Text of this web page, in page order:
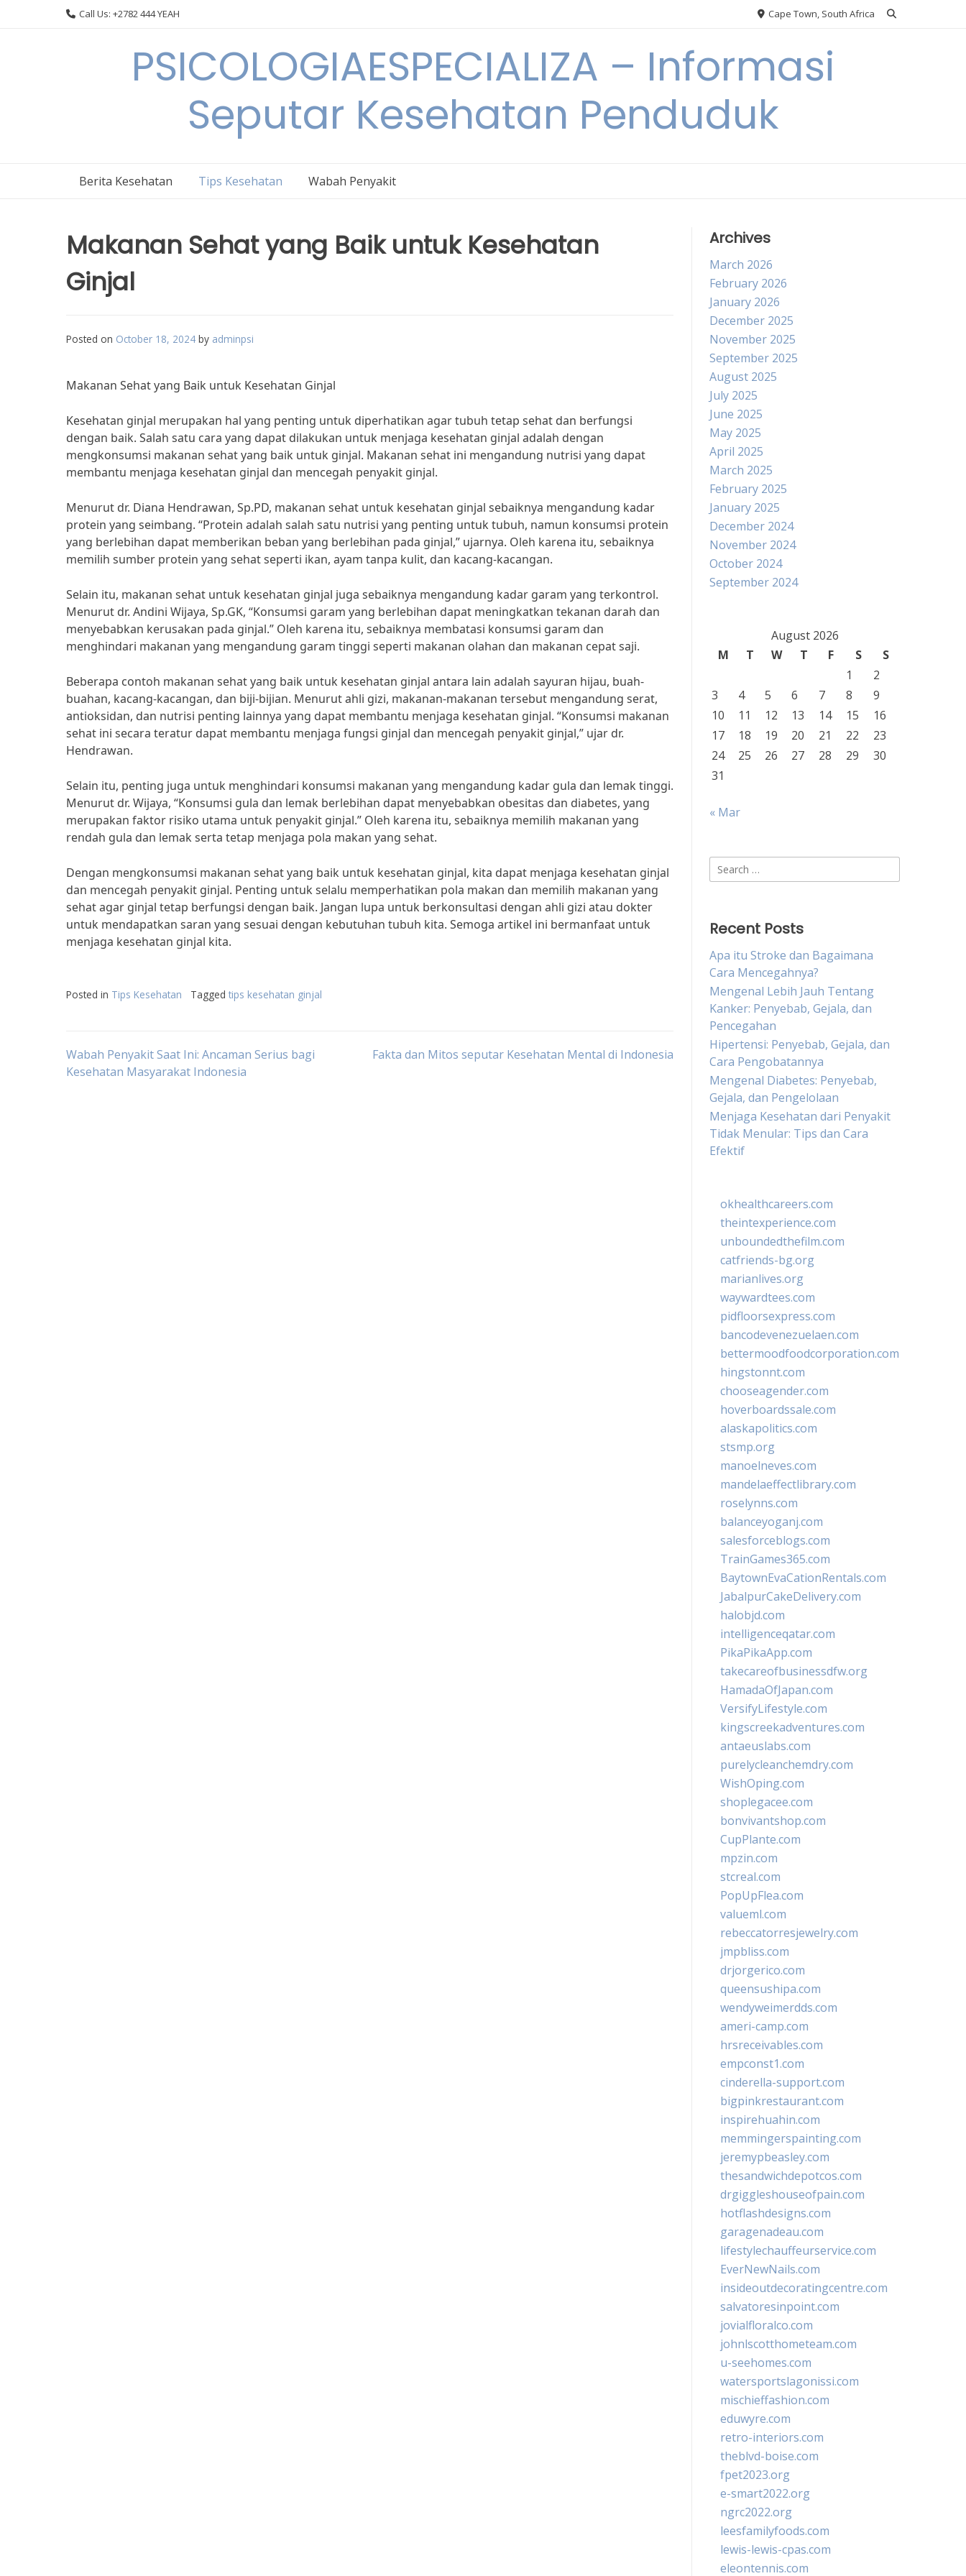
Call Us: +2782 444 YEAH Cape Town, South Africa
PSICOLOGIAESPECIALIZA – Informasi
Seputar Kesehatan Penduduk
Berita Kesehatan Tips Kesehatan Wabah Penyakit
Makanan Sehat yang Baik untuk Kesehatan
Ginjal
Posted on October 18, 2024 by adminpsi
Makanan Sehat yang Baik untuk Kesehatan Ginjal
Kesehatan ginjal merupakan hal yang penting untuk diperhatikan agar tubuh tetap sehat dan berfungsi
dengan baik. Salah satu cara yang dapat dilakukan untuk menjaga kesehatan ginjal adalah dengan
mengkonsumsi makanan sehat yang baik untuk ginjal. Makanan sehat ini mengandung nutrisi yang dapat
membantu menjaga kesehatan ginjal dan mencegah penyakit ginjal.
Menurut dr. Diana Hendrawan, Sp.PD, makanan sehat untuk kesehatan ginjal sebaiknya mengandung kadar
protein yang seimbang. “Protein adalah salah satu nutrisi yang penting untuk tubuh, namun konsumsi protein
yang berlebihan dapat memberikan beban yang berlebihan pada ginjal,” ujarnya. Oleh karena itu, sebaiknya
memilih sumber protein yang sehat seperti ikan, ayam tanpa kulit, dan kacang-kacangan.
Selain itu, makanan sehat untuk kesehatan ginjal juga sebaiknya mengandung kadar garam yang terkontrol.
Menurut dr. Andini Wijaya, Sp.GK, “Konsumsi garam yang berlebihan dapat meningkatkan tekanan darah dan
menyebabkan kerusakan pada ginjal.” Oleh karena itu, sebaiknya membatasi konsumsi garam dan
menghindari makanan yang mengandung garam tinggi seperti makanan olahan dan makanan cepat saji.
Beberapa contoh makanan sehat yang baik untuk kesehatan ginjal antara lain adalah sayuran hijau, buah-
buahan, kacang-kacangan, dan biji-bijian. Menurut ahli gizi, makanan-makanan tersebut mengandung serat,
antioksidan, dan nutrisi penting lainnya yang dapat membantu menjaga kesehatan ginjal. “Konsumsi makanan
sehat ini secara teratur dapat membantu menjaga fungsi ginjal dan mencegah penyakit ginjal,” ujar dr.
Hendrawan.
Selain itu, penting juga untuk menghindari konsumsi makanan yang mengandung kadar gula dan lemak tinggi.
Menurut dr. Wijaya, “Konsumsi gula dan lemak berlebihan dapat menyebabkan obesitas dan diabetes, yang
merupakan faktor risiko utama untuk penyakit ginjal.” Oleh karena itu, sebaiknya memilih makanan yang
rendah gula dan lemak serta tetap menjaga pola makan yang sehat.
Dengan mengkonsumsi makanan sehat yang baik untuk kesehatan ginjal, kita dapat menjaga kesehatan ginjal
dan mencegah penyakit ginjal. Penting untuk selalu memperhatikan pola makan dan memilih makanan yang
sehat agar ginjal tetap berfungsi dengan baik. Jangan lupa untuk berkonsultasi dengan ahli gizi atau dokter
untuk mendapatkan saran yang sesuai dengan kebutuhan tubuh kita. Semoga artikel ini bermanfaat untuk
menjaga kesehatan ginjal kita.
Posted in Tips Kesehatan Tagged tips kesehatan ginjal
Post
Wabah Penyakit Saat Ini: Ancaman Serius bagi
Kesehatan Masyarakat Indonesia
Fakta dan Mitos seputar Kesehatan Mental di Indonesia
Archives
March 2026
February 2026
January 2026
December 2025
November 2025
September 2025
August 2025
July 2025
June 2025
May 2025
April 2025
March 2025
February 2025
January 2025
December 2024
November 2024
October 2024
September 2024
August 2026
M
T W T F S
S
1
2
3
4 5 6 7 8
9
10
11 12 13 14 15
16
17
18 19 20 21 22
23
24
25 26 27 28 29
30
31
« Mar
Search
for:
Recent Posts
Apa itu Stroke dan Bagaimana
Cara Mencegahnya?
Mengenal Lebih Jauh Tentang
Kanker: Penyebab, Gejala, dan
Pencegahan
Hipertensi: Penyebab, Gejala, dan
Cara Pengobatannya
Mengenal Diabetes: Penyebab,
Gejala, dan Pengelolaan
Menjaga Kesehatan dari Penyakit
Tidak Menular: Tips dan Cara
Efektif
okhealthcareers.com
theintexperience.com
unboundedthefilm.com
catfriends-bg.org
marianlives.org
waywardtees.com
pidfloorsexpress.com
bancodevenezuelaen.com
bettermoodfoodcorporation.com
hingstonnt.com
chooseagender.com
hoverboardssale.com
alaskapolitics.com
stsmp.org
manoelneves.com
mandelaeffectlibrary.com
roselynns.com
balanceyoganj.com
salesforceblogs.com
TrainGames365.com
BaytownEvaCationRentals.com
JabalpurCakeDelivery.com
halobjd.com
intelligenceqatar.com
PikaPikaApp.com
takecareofbusinessdfw.org
HamadaOfJapan.com
VersifyLifestyle.com
kingscreekadventures.com
antaeuslabs.com
purelycleanchemdry.com
WishOping.com
shoplegacee.com
bonvivantshop.com
CupPlante.com
mpzin.com
stcreal.com
PopUpFlea.com
valueml.com
rebeccatorresjewelry.com
jmpbliss.com
drjorgerico.com
queensushipa.com
wendyweimerdds.com
ameri-camp.com
hrsreceivables.com
empconst1.com
cinderella-support.com
bigpinkrestaurant.com
inspirehuahin.com
memmingerspainting.com
jeremypbeasley.com
thesandwichdepotcos.com
drgiggleshouseofpain.com
hotflashdesigns.com
garagenadeau.com
lifestylechauffeurservice.com
EverNewNails.com
insideoutdecoratingcentre.com
salvatoresinpoint.com
jovialfloralco.com
johnlscotthometeam.com
u-seehomes.com
watersportslagonissi.com
mischieffashion.com
eduwyre.com
retro-interiors.com
theblvd-boise.com
fpet2023.org
e-smart2022.org
ngrc2022.org
leesfamilyfoods.com
lewis-lewis-cpas.com
eleontennis.com